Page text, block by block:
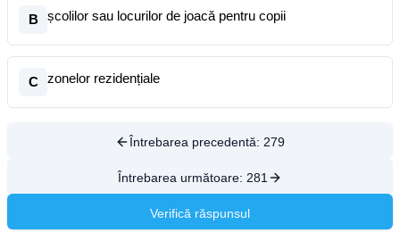
B școlilor sau locurilor de joacă pentru copii
C zonelor rezidențiale
Întrebarea precedentă: 279
Întrebarea următoare: 281
Verifică răspunsul